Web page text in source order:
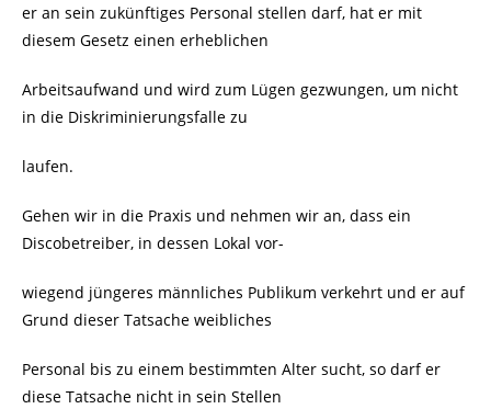
er an sein zukünftiges Personal stellen darf, hat er mit
diesem Gesetz einen erheblichen
Arbeitsaufwand und wird zum Lügen gezwungen, um nicht
in die Diskriminierungsfalle zu
laufen.
Gehen wir in die Praxis und nehmen wir an, dass ein
Discobetreiber, in dessen Lokal vor-
wiegend jüngeres männliches Publikum verkehrt und er auf
Grund dieser Tatsache weibliches
Personal bis zu einem bestimmten Alter sucht, so darf er
diese Tatsache nicht in sein Stellen